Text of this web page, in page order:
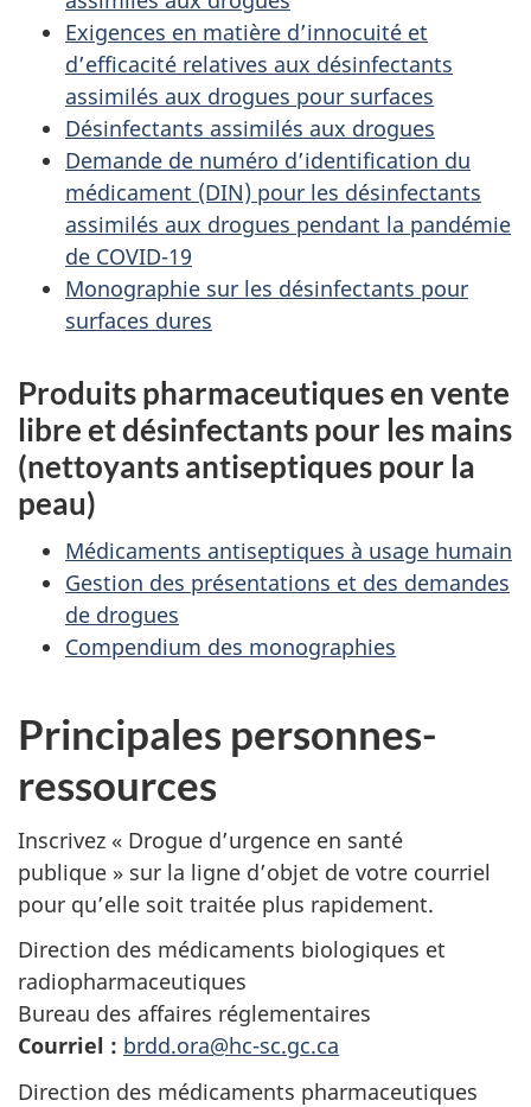
Exigences en matière d’innocuité et
d’efficacité relatives aux désinfectants
assimilés aux drogues pour surfaces
Désinfectants assimilés aux drogues
Demande de numéro d’identification du
médicament (DIN) pour les désinfectants
assimilés aux drogues pendant la pandémie
de COVID-19
Monographie sur les désinfectants pour
surfaces dures
Produits pharmaceutiques en vente
libre et désinfectants pour les mains
(nettoyants antiseptiques pour la
peau)
Médicaments antiseptiques à usage humain
Gestion des présentations et des demandes
de drogues
Compendium des monographies
Principales personnes-
ressources
Inscrivez « Drogue d’urgence en santé
publique » sur la ligne d’objet de votre courriel
pour qu’elle soit traitée plus rapidement.
Direction des médicaments biologiques et
radiopharmaceutiques
Bureau des affaires réglementaires
Courriel : brdd.ora@hc-sc.gc.ca
Direction des médicaments pharmaceutiques